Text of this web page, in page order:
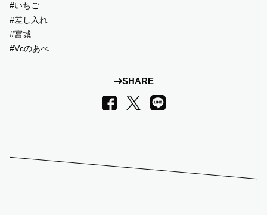
#いちご
#差し入れ
#宮城
#Vcのあべ
SHARE
Facebook
X LINE